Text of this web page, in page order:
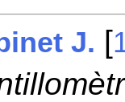
J. [